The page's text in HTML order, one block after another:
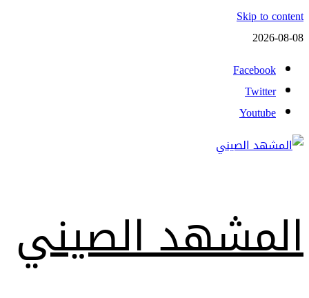
Skip to content
2026-08-08
Facebook
Twitter
Youtube
المشهد الصيني